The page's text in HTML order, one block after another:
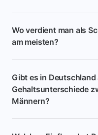
Wo verdient man als
am meisten?
Gibt es in
Gehaltsunterschiede
Männern?